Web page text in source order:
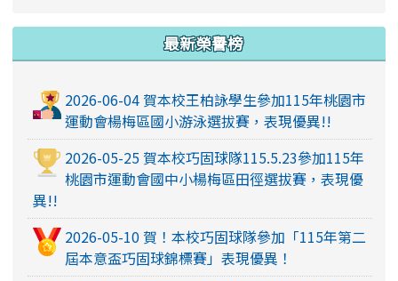
「金融基礎教育教材」推廣工作
坊
2026-08-10
「115年度本土教育人才培育計
畫」分區成果展臺東場
2026-08-10 轉知交通部民用航空局無人機飛航安全
知識
2026-08-07
研習
教育部「教師數位教學增能培
訓」規劃
2026-08-07
研習
本局辦理「115年下半年度生親
師資訊整合平臺」各系統教育訓練課程
最新榮譽榜
2026-06-04 賀本校王柏詠學生參加115年桃園市
運動會楊梅區國小游泳選拔賽，表現優異!!
2026-05-25 賀本校巧固球隊115.5.23參加115年
桃園市運動會國中小楊梅區田徑選拔賽，表現優
異!!
2026-05-10 賀！本校巧固球隊參加「115年第二
屆本意盃巧固球錦標賽」表現優異！